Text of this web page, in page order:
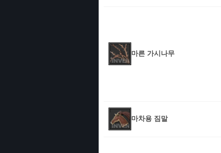
마른 가시나무
마차용 짐말